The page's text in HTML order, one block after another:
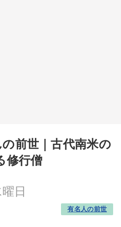
前世｜古代南米の
修行僧
日
有名人の前世